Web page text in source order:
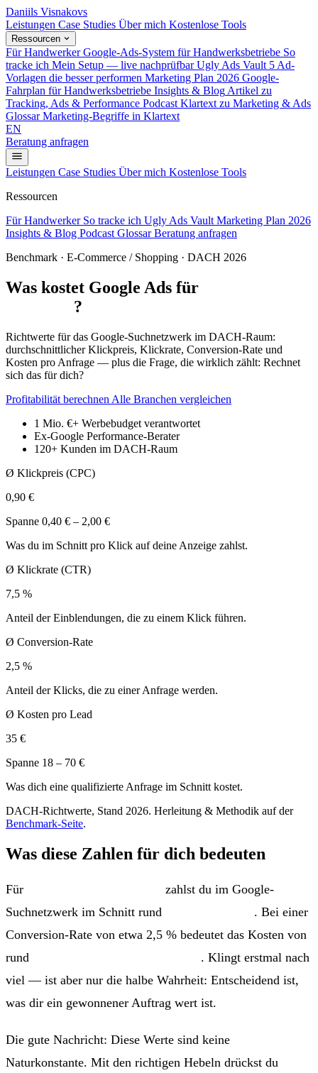
Daniils Visnakovs
Leistungen Case Studies Über mich Kostenlose Tools
Ressourcen
Für Handwerker Google-Ads-System für Handwerksbetriebe So
tracke ich Mein Setup — live nachprüfbar Ugly Ads Vault 5 Ad-
Vorlagen die besser performen Marketing Plan 2026 Google-
Fahrplan für Handwerksbetriebe Insights & Blog Artikel zu
Tracking, Ads & Performance Podcast Klartext zu Marketing & Ads
Glossar Marketing-Begriffe in Klartext
EN
Beratung anfragen
Leistungen Case Studies Über mich Kostenlose Tools
Ressourcen
Für Handwerker So tracke ich Ugly Ads Vault Marketing Plan 2026
Insights & Blog Podcast GlossarBeratung anfragen
Benchmark · E-Commerce / Shopping · DACH 2026
Was kostet Google Ads für
?
Richtwerte für das Google-Suchnetzwerk im DACH-Raum:
durchschnittlicher Klickpreis, Klickrate, Conversion-Rate und
Kosten pro Anfrage — plus die Frage, die wirklich zählt: Rechnet
sich das für dich?
Profitabilität berechnen Alle Branchen vergleichen
1 Mio. €+ Werbebudget verantwortet
Ex-Google Performance-Berater
120+ Kunden im DACH-Raum
Ø Klickpreis (CPC)
0,90 €
Spanne 0,40 € – 2,00 €
Was du im Schnitt pro Klick auf deine Anzeige zahlst.
Ø Klickrate (CTR)
7,5 %
Anteil der Einblendungen, die zu einem Klick führen.
Ø Conversion-Rate
2,5 %
Anteil der Klicks, die zu einer Anfrage werden.
Ø Kosten pro Lead
35 €
Spanne 18 – 70 €
Was dich eine qualifizierte Anfrage im Schnitt kostet.
DACH-Richtwerte, Stand 2026. Herleitung & Methodik auf der
Benchmark-Seite.
Was diese Zahlen für dich bedeuten
Für
zahlst du im Google-
Suchnetzwerk im Schnitt rund
. Bei einer
Conversion-Rate von etwa 2,5 % bedeutet das Kosten von
rund
. Klingt erstmal nach
viel — ist aber nur die halbe Wahrheit: Entscheidend ist,
was dir ein gewonnener Auftrag wert ist.
Die gute Nachricht: Diese Werte sind keine
Naturkonstante. Mit den richtigen Hebeln drückst du